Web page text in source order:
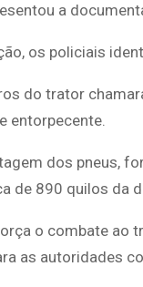
a
os policiais
do trator
entorpecente.
dos pneus,
de 890 quilos da
o combate ao
as autoridades